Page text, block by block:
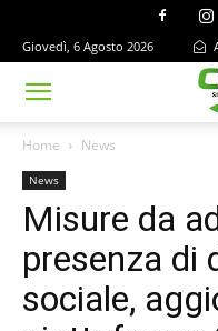
Giovedì, 6 Agosto 2026
Home News
News
Misure da
presenza di
sociale,